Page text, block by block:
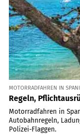
MOTORRADFAHREN IN
Regeln,
Motorradfahren in
Autobahnregeln,
Polizei-Flaggen.